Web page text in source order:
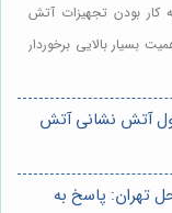
کار بودن تجهیزات آتش
بسیار بالایی برخوردار
آتش نشانی آتش
تهران: پاسخ به